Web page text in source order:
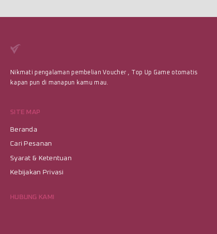
Nikmati pengalaman pembelian Voucher , Top Up Game otomatis
kapan pun di manapun kamu mau.
SITE MAP
Beranda
Cari Pesanan
Syarat & Ketentuan
Kebijakan Privasi
HUBUNG KAMI